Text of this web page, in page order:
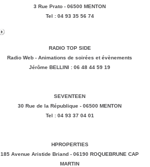
3 Rue Prato - 06500 MENTON
Tel : 04 93 35 56 74
RADIO TOP SIDE
Radio Web - Animations de soirées et évènements
Jérôme BELLINI : 06 48 44 59 19
SEVENTEEN
30 Rue de la République - 06500 MENTON
Tel : 04 93 37 04 01
HPROPERTIES
185 Avenue Aristide Briand - 06190 ROQUEBRUNE CAP
MARTIN